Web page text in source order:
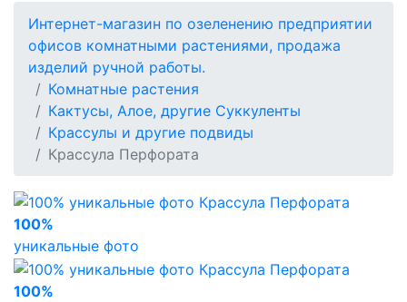
Интернет-магазин по озеленению предприятии
офисов комнатными растениями, продажа
изделий ручной работы.
Комнатные растения
Кактусы, Алое, другие Суккуленты
Крассулы и другие подвиды
Крассула Перфората
100%
уникальные фото
100%